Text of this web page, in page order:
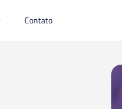
Contato